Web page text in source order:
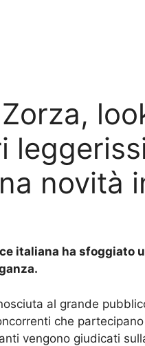
novità
italiana ha sfoggiato
al grande
che
vengono giudicati